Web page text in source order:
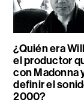
¿Quién era
el productor
con Madonna
definir el
2000?